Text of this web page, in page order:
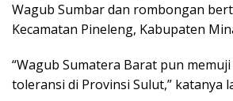
Wagub Sumbar dan rombongan
Kecamatan Pineleng, Kabupaten
“Wagub Sumatera Barat pun
toleransi di Provinsi Sulut,” katanya